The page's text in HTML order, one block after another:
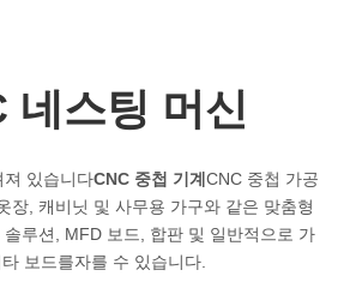
네스팅 머신
져 있습니다CNC 중첩 기계 CNC 중첩 가공
옷장, 캐비닛 및 사무용 가구와 같은 맞춤형
루션, MFD 보드, 합판 및 일반적으로 가
보드를자를 수 있습니다.